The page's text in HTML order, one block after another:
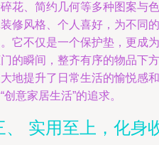
花、简约几何等多种图案与
修风格、个人喜好，为不同
它不仅是一个保护垫，更成
的瞬间，整齐有序的物品下
地提升了日常生活的愉悦感
创意家居生活”的追求。
、 实用至上，化身